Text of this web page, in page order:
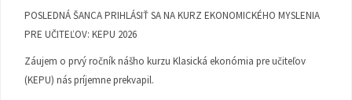
POSLEDNÁ ŠANCA PRIHLÁSIŤ SA NA KURZ EKONOMICKÉHO MYSLENIA
PRE UČITEĽOV: KEPU 2026
Záujem o prvý ročník nášho kurzu Klasická ekonómia pre učiteľov
(KEPU) nás príjemne prekvapil.